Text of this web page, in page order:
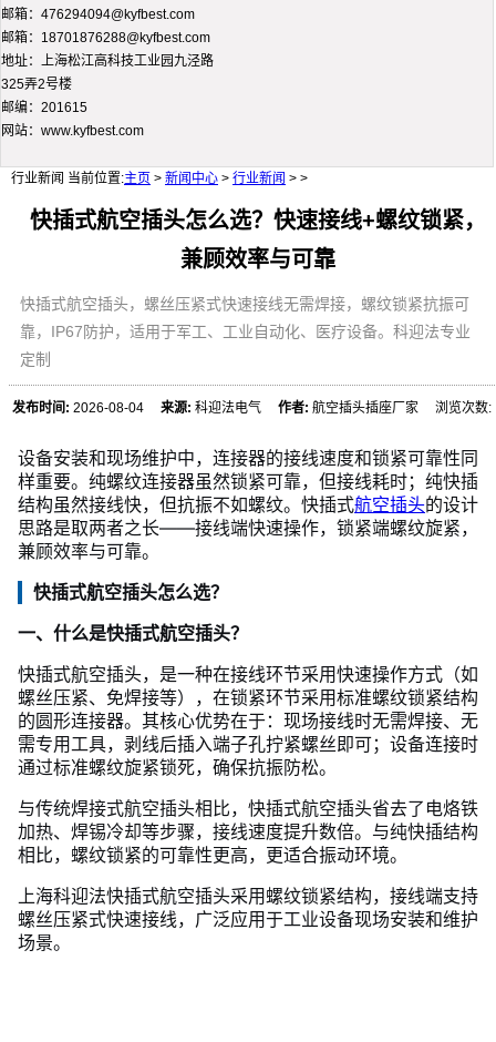
邮箱：476294094@kyfbest.com
邮箱：18701876288@kyfbest.com
地址：上海松江高科技工业园九泾路
325弄2号楼
邮编：201615
网站：www.kyfbest.com
行业新闻 当前位置:主页 > 新闻中心 > 行业新闻 > >
快插式航空插头怎么选？快速接线+螺纹锁紧，
兼顾效率与可靠
快插式航空插头，螺丝压紧式快速接线无需焊接，螺纹锁紧抗振可
靠，IP67防护，适用于军工、工业自动化、医疗设备。科迎法专业
定制
发布时间: 2026-08-04来源: 科迎法电气作者: 航空插头插座厂家 浏览次数:
设备安装和现场维护中，连接器的接线速度和锁紧可靠性同
样重要。纯螺纹连接器虽然锁紧可靠，但接线耗时；纯快插
结构虽然接线快，但抗振不如螺纹。快插式航空插头的设计
思路是取两者之长——接线端快速操作，锁紧端螺纹旋紧，
兼顾效率与可靠。
快插式航空插头怎么选？
一、什么是快插式航空插头？
快插式航空插头，是一种在接线环节采用快速操作方式（如
螺丝压紧、免焊接等），在锁紧环节采用标准螺纹锁紧结构
的圆形连接器。其核心优势在于：现场接线时无需焊接、无
需专用工具，剥线后插入端子孔拧紧螺丝即可；设备连接时
通过标准螺纹旋紧锁死，确保抗振防松。
与传统焊接式航空插头相比，快插式航空插头省去了电烙铁
加热、焊锡冷却等步骤，接线速度提升数倍。与纯快插结构
相比，螺纹锁紧的可靠性更高，更适合振动环境。
上海科迎法快插式航空插头采用螺纹锁紧结构，接线端支持
螺丝压紧式快速接线，广泛应用于工业设备现场安装和维护
场景。